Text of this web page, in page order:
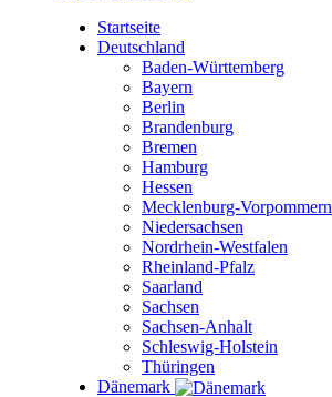
Startseite
Deutschland
Baden-Württemberg
Bayern
Berlin
Brandenburg
Bremen
Hamburg
Hessen
Mecklenburg-Vorpommern
Niedersachsen
Nordrhein-Westfalen
Rheinland-Pfalz
Saarland
Sachsen
Sachsen-Anhalt
Schleswig-Holstein
Thüringen
Dänemark